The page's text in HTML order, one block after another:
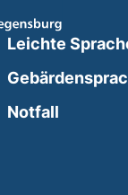
window)
Leichte
Notfall